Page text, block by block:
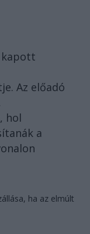
kapott
Az előadó
hol
a